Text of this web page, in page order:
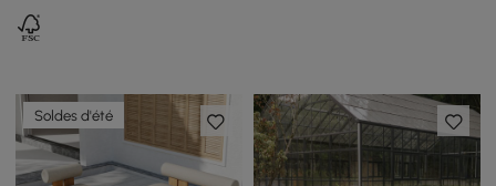
Soldes d'été